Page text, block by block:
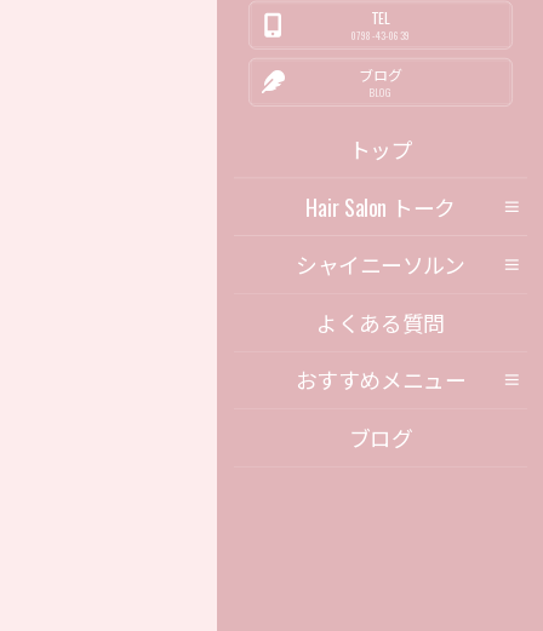
TEL
0798-43-0639
ブログ
BLOG
トップ
Hair Salon トーク
シャイニーソルン
よくある質問
おすすめメニュー
ブログ